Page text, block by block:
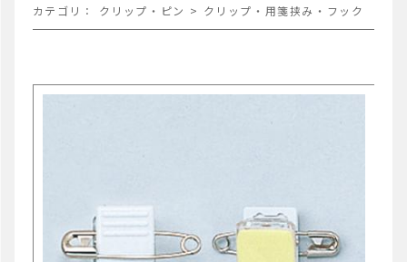
カテゴリ： クリップ・ピン > クリップ・用箋挟み・フック